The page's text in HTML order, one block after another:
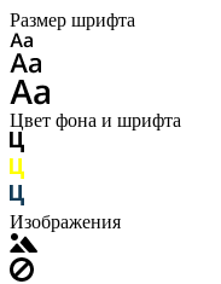
Размер шрифта
Цвет фона и шрифта
Изображения